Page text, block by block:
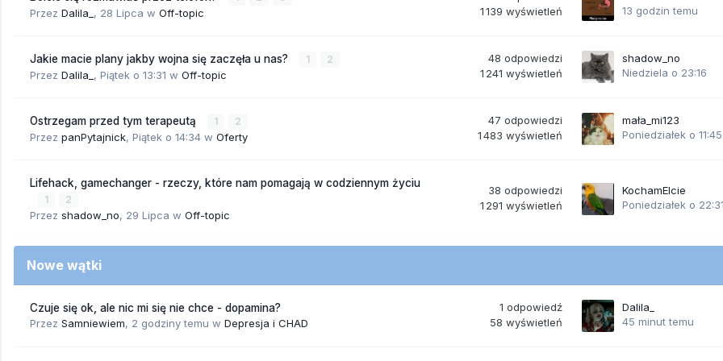
Przez Dalila_ , 28 Lipca w Off-topic
1 139 wyświetleń
13 godzin temu
Jakie macie plany jakby wojna się zaczęła u nas? 1 2
Przez Dalila_ , Piątek o 13:31 w Off-topic
48 odpowiedzi
1 241 wyświetleń
shadow_no
Niedziela o 23:16
Ostrzegam przed tym terapeutą 1 2
Przez panPytajnick, Piątek o 14:34 w Oferty
47 odpowiedzi
1 483 wyświetleń
mała_mi123
Poniedziałek o 11:45
Lifehack, gamechanger - rzeczy, które nam pomagają w codziennym życiu
1 2
Przez shadow_no, 29 Lipca w Off-topic
38 odpowiedzi
1 291 wyświetleń
KochamElcie
Poniedziałek o
Nowe wątki
Czuje się ok, ale nic mi się nie chce - dopamina?
Przez Samniewiem, 2 godziny temu w Depresja i CHAD
1 odpowiedź
58 wyświetleń
Dalila_
45 minut temu